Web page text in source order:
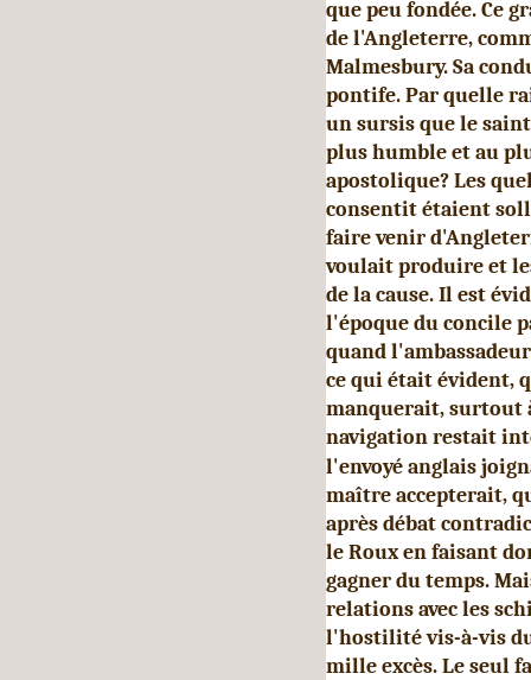
que peu fondée. Ce
de l'Angleterre,
Malmesbury. Sa
pontife. Par quelle
un sursis que le
plus humble et au
apostolique? Les
consentit étaient
faire venir
voulait produire et
de la cause. Il est
l'époque du concile
quand
ce qui était évident,
manquerait, surtout
navigation restait
l'envoyé anglais
maître accepterait,
après débat
le Roux en faisant
gagner du temps.
relations avec les
l'hostilité vis-à-vis
mille excès. Le seul